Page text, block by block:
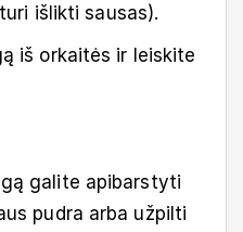
išlikti sausas).
iš orkaitės ir leiskite
galite apibarstyti
pudra arba užpilti